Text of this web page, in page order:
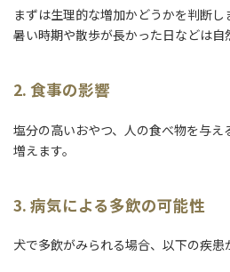
まずは生理的な増加かどうかを判断し
暑い時期や散歩が長かった日などは自
2. 食事の影響
塩分の高いおやつ、人の食べ物を与
増えます。
3. 病気による多飲の可能性
犬で多飲がみられる場合、以下の疾患